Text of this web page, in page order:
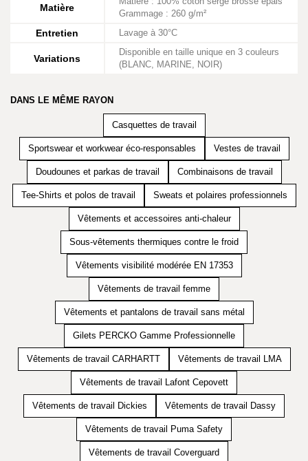
Matière
Grammage : 260 g/m²
Entretien Lavage à 30°C
Variations
Disponible en taille unique en 3 couleurs
(BLANC, MARINE, NOIR)
DANS LE MÊME RAYON
Casquettes de travail
Sportswear et workwear éco-responsables Vestes de travail
Doudounes et parkas de travail Combinaisons de travail
Tee-Shirts et polos de travail Sweats et polaires professionnels
Vêtements et accessoires anti-chaleur
Sous-vêtements thermiques contre le froid
Vêtements visibilité modérée EN 17353
Vêtements de travail femme
Vêtements et pantalons de travail sans métal
Gilets PERCKO Gamme Professionnelle
Vêtements de travail CARHARTT Vêtements de travail LMA
Vêtements de travail Lafont Cepovett
Vêtements de travail Dickies Vêtements de travail Dassy
Vêtements de travail Puma Safety
Vêtements de travail Coverguard